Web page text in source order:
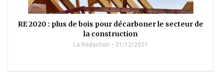
RE 2020 : plus de bois pour décarboner le secteur de
la construction
La Rédaction 31/12/2021